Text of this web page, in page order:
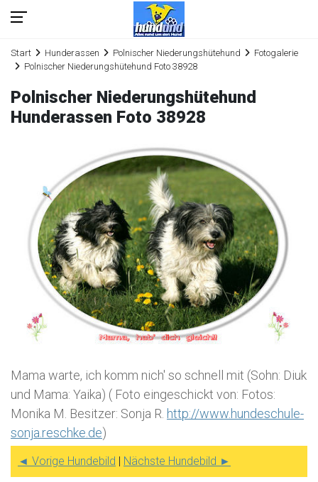
Start Hunderassen Polnischer Niederungshütehund
Fotogalerie
Polnischer Niederungshütehund Foto 38928
Polnischer Niederungshütehund
Hunderassen Foto 38928
Mama warte, ich komm nich' so schnell mit (Sohn: Diuk
und Mama: Yaika) ( Foto eingeschickt von: Fotos:
Monika M. Besitzer: Sonja R. http://www.hundeschule-
sonja.reschke.de)
◄ Vorige Hundebild | Nächste Hundebild ►